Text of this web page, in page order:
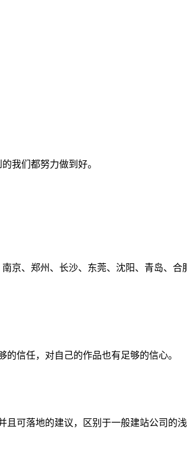
我们都努力做到好。
京、郑州、长沙、东莞、沈阳、青岛、合
信任，对自己的作品也有足够的信心。
且可落地的建议，区别于一般建站公司的